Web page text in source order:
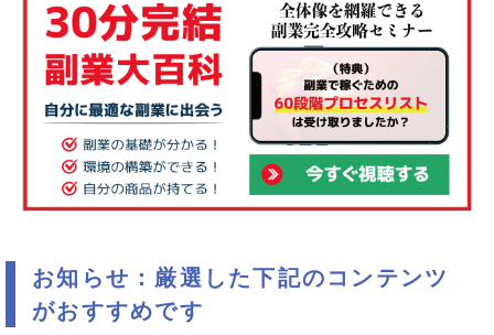
お知らせ：厳選した下記のコンテンツ
がおすすめです